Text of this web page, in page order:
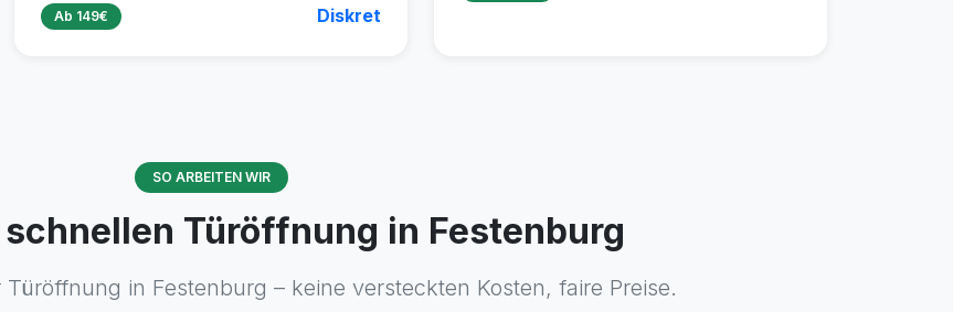
Ab 149€ Diskret
SO ARBEITEN WIR
Türöffnung in Festenburg
in Festenburg – keine versteckten Kosten, faire Preise.